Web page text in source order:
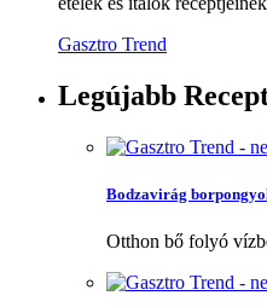
Gasztro Trend
Legújabb
Bodzavirág
Otthon bő folyó